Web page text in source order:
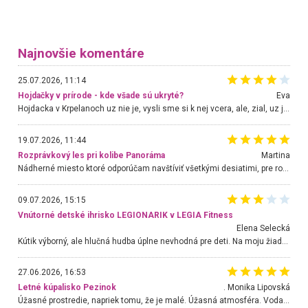
Najnovšie komentáre
25.07.2026, 11:14
Hojdačky v prírode - kde všade sú ukryté?
Eva
Hojdacka v Krpelanoch uz nie je, vysli sme si k nej vcera, ale, zial, uz je znicena. Ak sem planujete cestu len kvoli hojdacke, mozete si ju usetrit. Krasny vyhlad je tu vsak aj bez hojdacky :-)
19.07.2026, 11:44
Rozprávkový les pri kolibe Panoráma
Martina
Nádherné miesto ktoré odporúčam navštíviť všetkými desiatimi, pre rodiny s deťmi, dôchodcom... Proste a jednoducho ozaj rozprávkový les.. určite ešte prídeme. Odniesli sme si na pamiatku krásne tričká,
09.07.2026, 15:15
Vnútorné detské ihrisko LEGIONARIK v LEGIA Fitness
Elena Selecká
27.06.2026, 16:53
Letné kúpalisko Pezinok
. Monika Lipovská
Úžasné prostredie, napriek tomu, že je malé. Úžasná atmosféra. Voda fantastická a nádherná. Ľudí je pomerne veľa, ale su mili a ohľaduplní. Je veľmi zaujímavé sledovať, ako dokážu spolu športovať cudzí ľudia a bez ohľadu na vek. Vládne tu pohoda. Vnuka neviem dostať z vody. Ďakujem za krásny deň . Urcite sa sem vrátim. Jediný problém je s parkovaním, ale aj ten sa mi podarilo vyriešiť. Monika Bratislava